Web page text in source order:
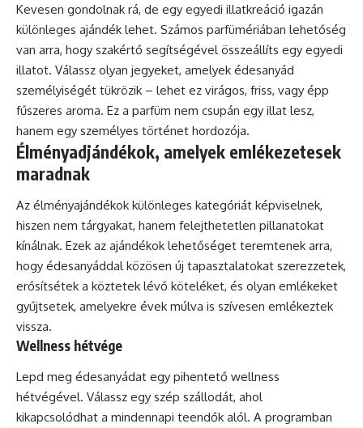
Kevesen gondolnak rá, de egy egyedi illatkreáció igazán
különleges ajándék lehet. Számos parfümériában lehetőség
van arra, hogy szakértő segítségével összeállíts egy egyedi
illatot. Válassz olyan jegyeket, amelyek édesanyád
személyiségét tükrözik – lehet ez virágos, friss, vagy épp
fűszeres aroma. Ez a parfüm nem csupán egy illat lesz,
hanem egy személyes történet hordozója.
Élményadjándékok, amelyek emlékezetesek
maradnak
Az élményajándékok különleges kategóriát képviselnek,
hiszen nem tárgyakat, hanem felejthetetlen pillanatokat
kínálnak. Ezek az ajándékok lehetőséget teremtenek arra,
hogy édesanyáddal közösen új tapasztalatokat szerezzetek,
erősítsétek a köztetek lévő köteléket, és olyan emlékeket
gyűjtsetek, amelyekre évek múlva is szívesen emlékeztek
vissza.
Wellness hétvége
Lepd meg édesanyádat egy pihentető wellness
hétvégével. Válassz egy szép szállodát, ahol
kikapcsolódhat a mindennapi teendők alól. A programban